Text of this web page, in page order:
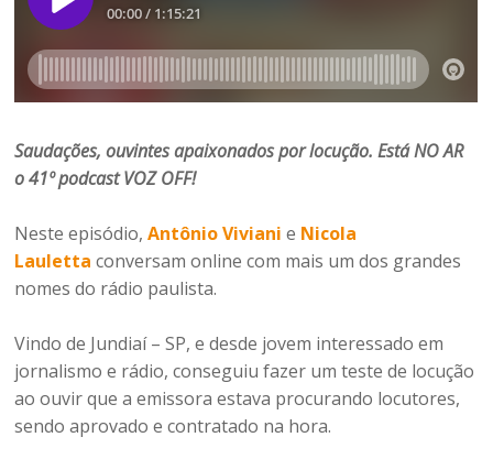
Saudações, ouvintes apaixonados por locução. Está NO AR
o41º podcast VOZ OFF!
Neste episódio,Antônio Viviani e Nicola
Laulettaconversam online com mais um dos grandes
nomes do rádio paulista.
Vindo de Jundiaí – SP, e desde jovem interessado em
jornalismo e rádio, conseguiu fazer um teste de locução
ao ouvir que a emissora estava procurando locutores,
sendo aprovado e contratado na hora.